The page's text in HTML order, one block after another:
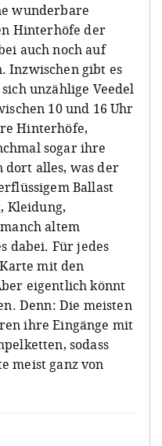
wunderbare
Hinterhöfe der
auch noch auf
Inzwischen gibt es
unzählige Veedel
10 und 16 Uhr
Hinterhöfe,
sogar ihre
dort alles, was der
Ballast
Kleidung,
altem
dabei. Für jedes
mit den
eigentlich könnt
Denn: Die meisten
ihre Eingänge mit
sodass
meist ganz von